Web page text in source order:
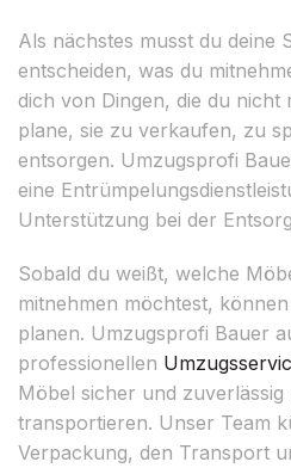
Als nächstes musst du deine
entscheiden, was du
dich von Dingen, die du nicht
plane, sie zu verkaufen, zu
entsorgen. Umzugsprofi
eine
Unterstützung bei der
Sobald du weißt, welche
mitnehmen möchtest,
planen. Umzugsprofi Bauer
professionellen
Möbel sicher und zuverlässig
transportieren. Unser Team
Verpackung, den Transport